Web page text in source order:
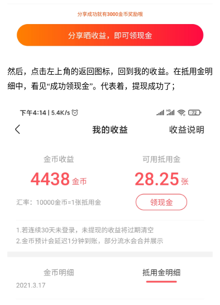
然后，点击左上角的返回图标，回到我的收益。在抵用金明
细中，看见“成功领现金”。代表着，提现成功了；